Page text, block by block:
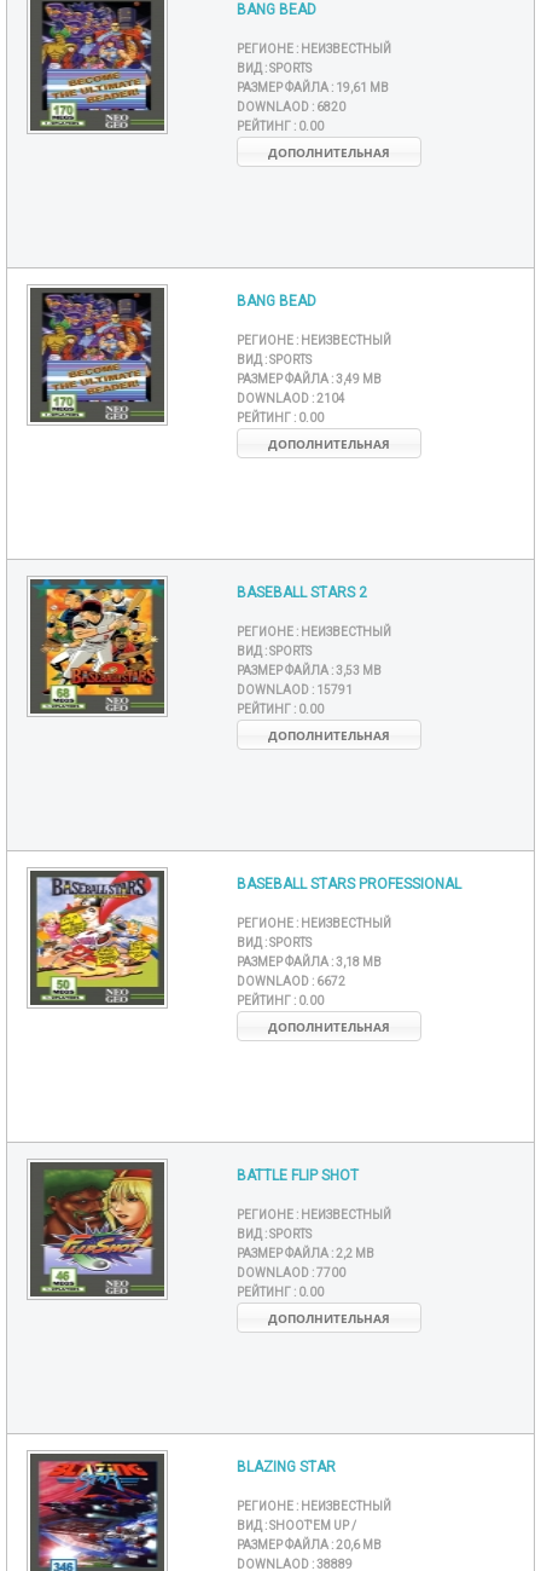
BANG BEAD
РЕГИОНЕ : НЕИЗВЕСТНЫЙ
ВИД :SPORTS
РАЗМЕР ФАЙЛА : 19,61 MB
DOWNLAOD : 6820
РЕЙТИНГ : 0.00
ДОПОЛНИТЕЛЬНАЯ
BANG BEAD
РЕГИОНЕ : НЕИЗВЕСТНЫЙ
ВИД :SPORTS
РАЗМЕР ФАЙЛА :3,49 MB
DOWNLAOD :2104
РЕЙТИНГ : 0.00
ДОПОЛНИТЕЛЬНАЯ
BASEBALL STARS 2
РЕГИОНЕ : НЕИЗВЕСТНЫЙ
ВИД :SPORTS
РАЗМЕР ФАЙЛА :3,53 MB
DOWNLAOD : 15791
РЕЙТИНГ : 0.00
ДОПОЛНИТЕЛЬНАЯ
BASEBALL STARS PROFESSIONAL
РЕГИОНЕ : НЕИЗВЕСТНЫЙ
ВИД :SPORTS
РАЗМЕР ФАЙЛА :3,18 MB
DOWNLAOD : 6672
РЕЙТИНГ : 0.00
ДОПОЛНИТЕЛЬНАЯ
BATTLE FLIP SHOT
РЕГИОНЕ : НЕИЗВЕСТНЫЙ
ВИД :SPORTS
РАЗМЕР ФАЙЛА :2,2 MB
DOWNLAOD :7700
РЕЙТИНГ : 0.00
ДОПОЛНИТЕЛЬНАЯ
BLAZING STAR
РЕГИОНЕ : НЕИЗВЕСТНЫЙ
ВИД :SHOOT'EM UP /
РАЗМЕР ФАЙЛА :20,6 MB
DOWNLAOD :38889